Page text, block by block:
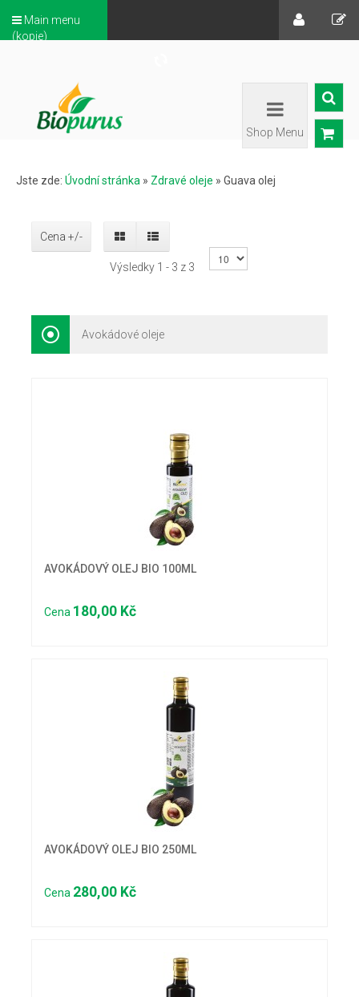
Main menu
(kopie)
Shop Menu
Jste zde: Úvodní stránka » Zdravé oleje » Guava olej
Cena +/-
Výsledky 1 - 3 z 3
Avokádové oleje
AVOKÁDOVÝ OLEJ BIO 100ML
Cena 180,00 Kč
AVOKÁDOVÝ OLEJ BIO 250ML
Cena 280,00 Kč